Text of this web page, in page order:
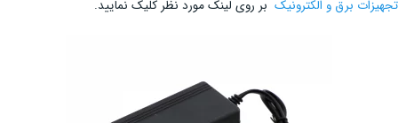
تجهیزات برق و الکترونیک بر روی لینک مورد نظر کلیک نمایید.